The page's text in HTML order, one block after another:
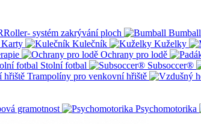
systém zakrývání ploch Bumball
Karty Kulečník Kuželky
Ochrany pro lodě
Stolní fotbal Subsoccer®
Trampolíny pro venkovní hřiště
gramotnost Psychomotorika